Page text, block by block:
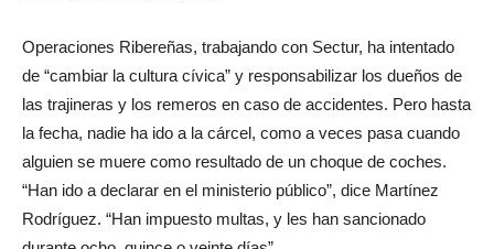
Operaciones Ribereñas, trabajando con Sectur, ha intentado
de “cambiar la cultura cívica” y responsabilizar los dueños de
las trajineras y los remeros en caso de accidentes. Pero hasta
la fecha, nadie ha ido a la cárcel, como a veces pasa cuando
alguien se muere como resultado de un choque de coches.
“Han ido a declarar en el ministerio público”, dice Martínez
Rodríguez. “Han impuesto multas, y les han sancionado